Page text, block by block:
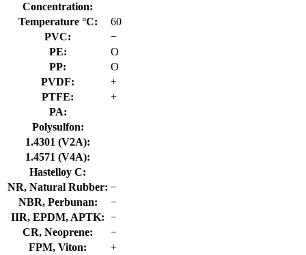
Concentration:
Temperature °C:
60
PVC:
−
PE:
O
PP:
O
PVDF:
+
PTFE:
+
PA:
Polysulfon:
1.4301 (V2A):
1.4571 (V4A):
Hastelloy C:
NR, Natural Rubber: −
NBR, Perbunan:
−
IIR, EPDM, APTK: −
CR, Neoprene:
−
FPM, Viton:
+